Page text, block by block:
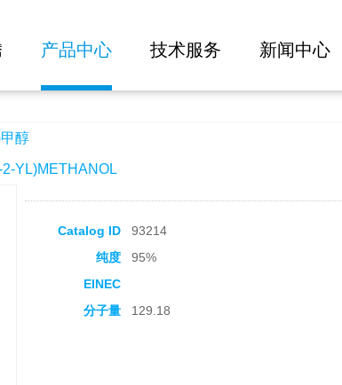
产品中心 技术服务 新闻中心
醇
YL)METHANOL
Catalog ID 93214
纯度
95%
EINEC
分子量
129.18